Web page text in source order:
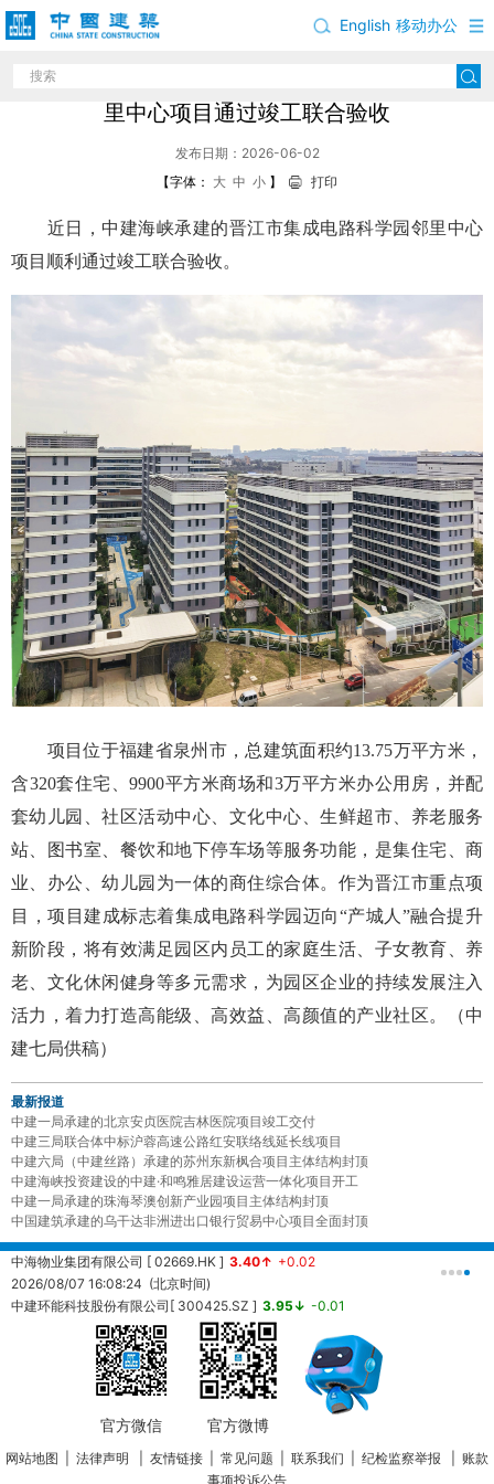
移动办公
English
中建海峡承建的福建省晋江市集成电路科学园邻
里中心项目通过竣工联合验收
发布日期：2026-06-02
【字体： 大 中 小 】 打印
近日，中建海峡承建的晋江市集成电路科学园邻里中心
项目顺利通过竣工联合验收。
项目位于福建省泉州市，总建筑面积约13.75万平方米，
含320套住宅、9900平方米商场和3万平方米办公用房，并配
套幼儿园、社区活动中心、文化中心、生鲜超市、养老服务
站、图书室、餐饮和地下停车场等服务功能，是集住宅、商
业、办公、幼儿园为一体的商住综合体。作为晋江市重点项
目，项目建成标志着集成电路科学园迈向“产城人”融合提升
新阶段，将有效满足园区内员工的家庭生活、子女教育、养
老、文化休闲健身等多元需求，为园区企业的持续发展注入
活力，着力打造高能级、高效益、高颜值的产业社区。（中
建七局供稿）
最新报道
中建一局承建的北京安贞医院吉林医院项目竣工交付
中建三局联合体中标沪蓉高速公路红安联络线延长线项目
中建六局（中建丝路）承建的苏州东新枫合项目主体结构封顶
中建海峡投资建设的中建·和鸣雅居建设运营一体化项目开工
中建一局承建的珠海琴澳创新产业园项目主体结构封顶
中国建筑承建的乌干达非洲进出口银行贸易中心项目全面封顶
中海物业集团有限公司 [ 02669.HK ] 3.40↑ +0.02
2026/08/07 16:08:24 (北京时间)
中建环能科技股份有限公司[ 300425.SZ ] 3.95↓ -0.01
20260807161457 (北京时间)
官方微信 官方微博
网站地图 法律声明 友情链接 常见问题 联系我们 纪检监察举报
账款
事项投诉公告